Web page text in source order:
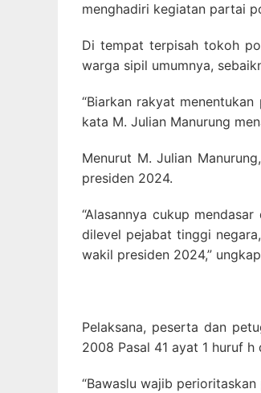
menghadiri kegiatan partai
Di tempat terpisah tokoh
warga sipil umumnya,
“Biarkan rakyat
kata M. Julian Manurung
Menurut M. Julian
presiden 2024.
“Alasannya cukup
dilevel pejabat tinggi
wakil presiden 2024,”
Pelaksana, peserta dan
2008 Pasal 41 ayat 1 huruf h
“Bawaslu wajib